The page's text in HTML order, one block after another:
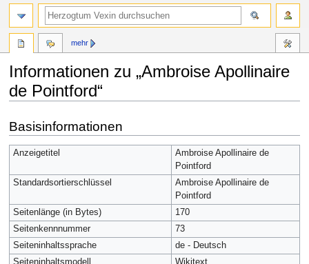
Informationen zu „Ambroise Apollinaire
de Pointford“
Navigation
springen
Suche
springen
Basisinformationen
Anzeigetitel
Ambroise Apollinaire de
Pointford
Standardsortierschlüssel
Ambroise Apollinaire de
Pointford
Seitenlänge (in Bytes)
170
Seitenkennnummer
73
Seiteninhaltssprache
de - Deutsch
Seiteninhaltsmodell
Wikitext
mehr